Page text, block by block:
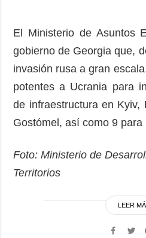
El Ministerio de Asuntos
gobierno de Georgia que,
invasión rusa a gran
potentes a Ucrania para
de infraestructura en Kyiv,
Gostómel, así como 9 para
Foto: Ministerio de
Territorios
LEER